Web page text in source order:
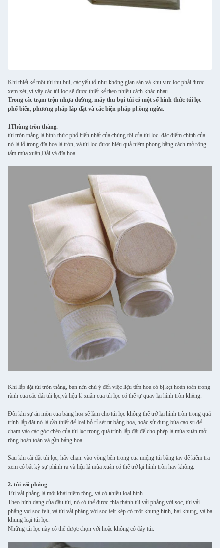
Khi thiết kế một túi thu bụi, các yếu tố như không gian sàn và khu vực lọc phải được
xem xét, vì vậy các túi lọc sẽ được thiết kế theo nhiều cách khác nhau.
Trong các trạm trộn nhựa đường, máy thu bụi túi có một số hình thức túi lọc
phổ biến, phương pháp lắp đặt và các biện pháp phòng ngừa.
1Thùng tròn thẳng.
túi tròn thẳng là hình thức phổ biến nhất của chúng tôi của túi lọc. đặc điểm chính của
nó là lỗ trong đĩa hoa là tròn, và túi lọc được hiệu quả niêm phong bằng cách mở rộng
tấm mùa xuân,Dải và đĩa hoa.
Khi lắp đặt túi tròn thẳng, bạn nên chú ý đến việc liệu tấm hoa có bị kẹt hoàn toàn trong
rãnh của các dải túi lọc,và liệu lá xuân của túi lọc có thể tự quay lại hình tròn không.
Đôi khi sự ăn mòn của bảng hoa sẽ làm cho túi lọc không thể trở lại hình tròn trong quá
trình lắp đặt.nó là cần thiết để loại bỏ rỉ sét từ bảng hoa, hoặc sử dụng búa cao su để
chạm vào các góc chéo của túi lọc trong quá trình lắp đặt để cho phép lá mùa xuân mở
rộng hoàn toàn và gần bảng hoa.
Sau khi cài đặt túi lọc, hãy chạm vào vòng bên trong của miệng túi bằng tay để kiểm tra
xem có bất kỳ sự phình ra và liệu lá mùa xuân có thể trở lại hình tròn hay không.
2. túi vải phẳng
Túi vải phẳng là một khái niệm rộng, và có nhiều loại hình.
Theo hình dạng của đầu túi, nó có thể được chia thành túi vải phẳng với sọc, túi vải
phẳng với sọc felt, và túi vải phẳng với sọc felt kép.có một khung hình, hai khung, và ba
khung loại túi lọc.
Những túi lọc này có thể được chọn với hoặc không có đáy túi.